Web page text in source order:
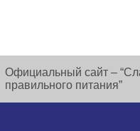
Официальный сайт –
правильного питания”